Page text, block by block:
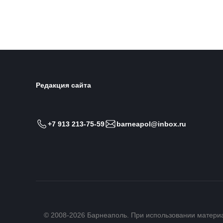
Редакция сайта
+7 913 213-75-59 barneapol@inbox.ru
© 2008-2026 Барнеаполь. При использовании